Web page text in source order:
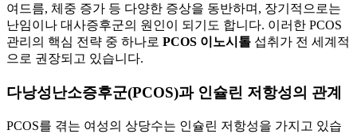
여드름, 체중 증가 등 다양한 증상을 동반하며, 장기적으로는
난임이나 대사증후군의 원인이 되기도 합니다. 이러한 PCOS
관리의 핵심 전략 중 하나로 PCOS 이노시톨 섭취가 전 세계적
으로 권장되고 있습니다.
다낭성난소증후군(PCOS)과 인슐린 저항성의 관계
PCOS를 겪는 여성의 상당수는 인슐린 저항성을 가지고 있습